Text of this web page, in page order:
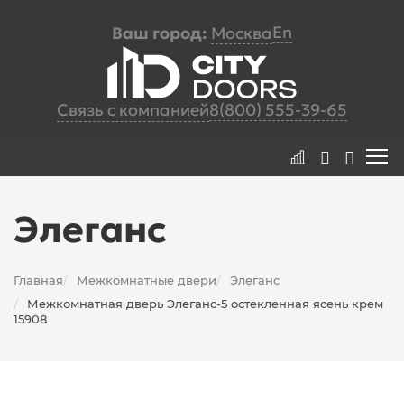
Ваш город: МоскваEn
Связь с компанией8(800) 555-39-65
Элеганс
Главная/ Межкомнатные двери/ Элеганс
/
Межкомнатная дверь Элеганс-5 остекленная ясень крем
15908